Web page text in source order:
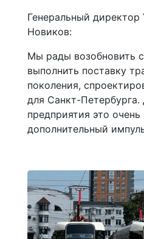
Генеральный
Новиков:
Мы рады возобновить
выполнить поставку
поколения,
для Санкт-Петербурга.
предприятия это
дополнительный